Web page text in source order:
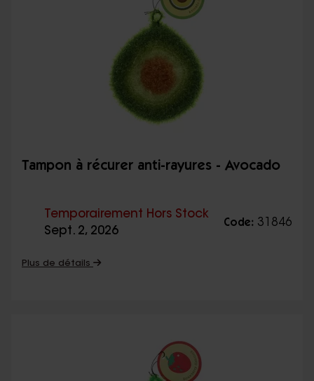
Tampon à récurer anti-rayures - Avocado
Temporairement Hors Stock
Sept. 2, 2026
Code: 31846
Plus de détails